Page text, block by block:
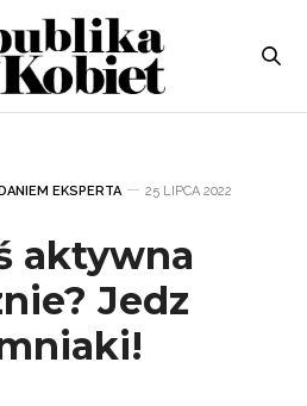
EKSPERTA 25 LIPCA 2022
aktywna
Jedz